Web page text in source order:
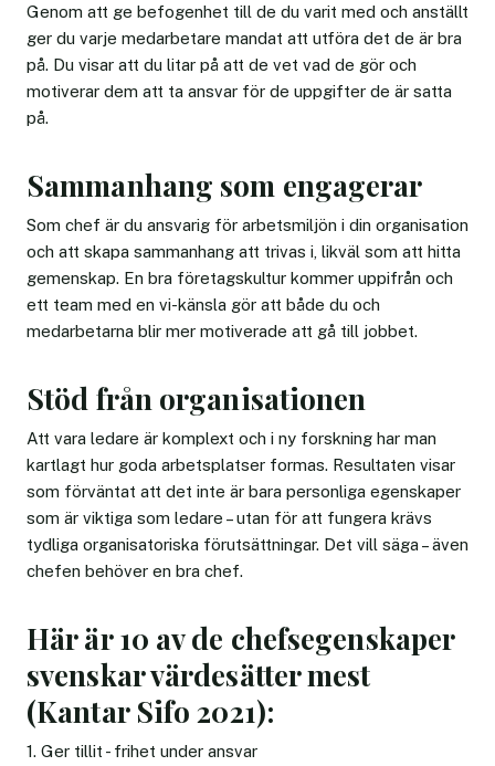
Genom att ge befogenhet till de du varit med och anställt
ger du varje medarbetare mandat att utföra det de är bra
på. Du visar att du litar på att de vet vad de gör och
motiverar dem att ta ansvar för de uppgifter de är satta
på.
Sammanhang som engagerar
Som chef är du ansvarig för arbetsmiljön i din organisation
och att skapa sammanhang att trivas i, likväl som att hitta
gemenskap. En bra företagskultur kommer uppifrån och
ett team med en vi-känsla gör att både du och
medarbetarna blir mer motiverade att gå till jobbet.
Stöd från organisationen
Att vara ledare är komplext och i ny forskning har man
kartlagt hur goda arbetsplatser formas. Resultaten visar
som förväntat att det inte är bara personliga egenskaper
som är viktiga som ledare – utan för att fungera krävs
tydliga organisatoriska förutsättningar. Det vill säga – även
chefen behöver en bra chef.
Här är 10 av de chefsegenskaper
svenskar värdesätter mest
(Kantar Sifo 2021):
1. Ger tillit - frihet under ansvar